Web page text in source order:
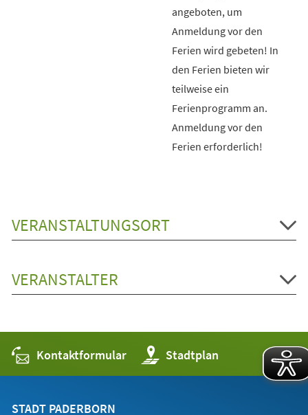
angeboten, um
Anmeldung vor den
Ferien wird gebeten! In
den Ferien bieten wir
teilweise ein
Ferienprogramm an.
Anmeldung vor den
Ferien erforderlich!
VERANSTALTUNGSORT
VERANSTALTER
Kontaktformular Stadtplan
(Öffnet
in
einem
STADT PADERBORN